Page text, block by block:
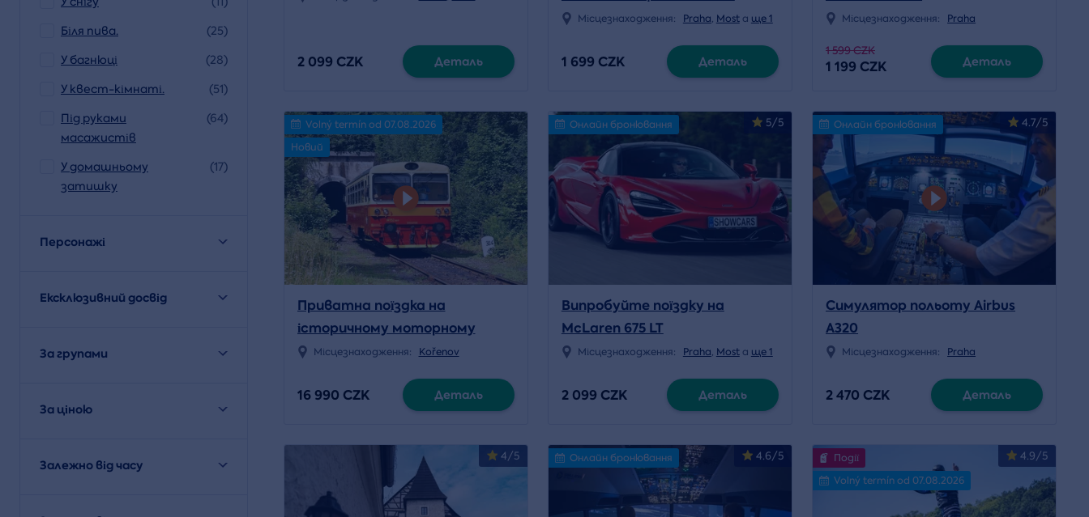
Біля пива.
(25)
У багнюці
(28)
У квест-кімнаті.
(51)
Під руками
масажистів
(64)
У домашньому
затишку
(17)
Персонажі
Ексклюзивний досвід
За групами
За ціною
Залежно від часу
2 099 CZK Деталь
Carrera T GT3
Місцезнаходження: Praha, Mosta ще 1
1 699 CZK Деталь
Місцезнаходження: Praha
1 599 CZK
1 199 CZK Деталь
Volný termín od 07.08.2026
Новий
Приватна поїздка на
історичному моторному
поїзді по «Зубачці»
Місцезнаходження: Kořenov
16 990 CZK Деталь
5/5
Онлайн бронювання
Випробуйте поїздку на
McLaren 675 LT
Місцезнаходження: Praha, Mosta ще 1
2 099 CZK Деталь
4.7/5
Онлайн бронювання
Симулятор польоту Airbus
A320
Місцезнаходження: Praha
2 470 CZK Деталь
4/5 4.6/5
Онлайн бронювання 4.9/5
Події
Volný termín od 07.08.2026